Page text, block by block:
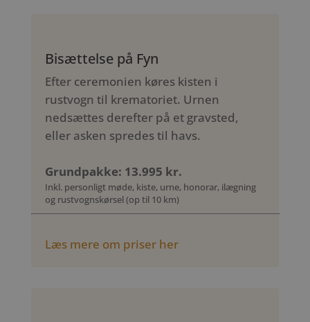
Bisættelse på Fyn
Efter ceremonien køres kisten i
rustvogn til krematoriet. Urnen
nedsættes derefter på et gravsted,
eller asken spredes til havs.
Grundpakke: 13.995 kr.
Inkl. personligt møde, kiste, urne, honorar, ilægning
og rustvognskørsel (op til 10 km)
Læs mere om priser her